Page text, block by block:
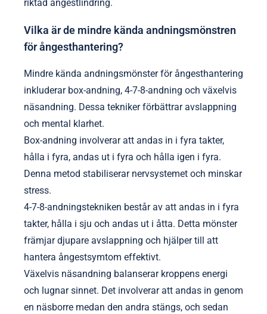
personlig upplevelse. Vissa praktiker använder
också unika andningsmönster som är kopplade till
specifika psykologiska teorier, vilket erbjuder ett
distinkt tillvägagångssätt för mental klarhet. Dessa
egenskaper särskiljer vissa breathwork-metoder och
gör dem särskilt fördelaktiga för individer som söker
riktad ångestlindring.
Vilka är de mindre kända andningsmönstren
för ångesthantering?
Mindre kända andningsmönster för ångesthantering
inkluderar box-andning, 4-7-8-andning och växelvis
näsandning. Dessa tekniker förbättrar avslappning
och mental klarhet.
Box-andning involverar att andas in i fyra takter,
hålla i fyra, andas ut i fyra och hålla igen i fyra.
Denna metod stabiliserar nervsystemet och minskar
stress.
4-7-8-andningstekniken består av att andas in i fyra